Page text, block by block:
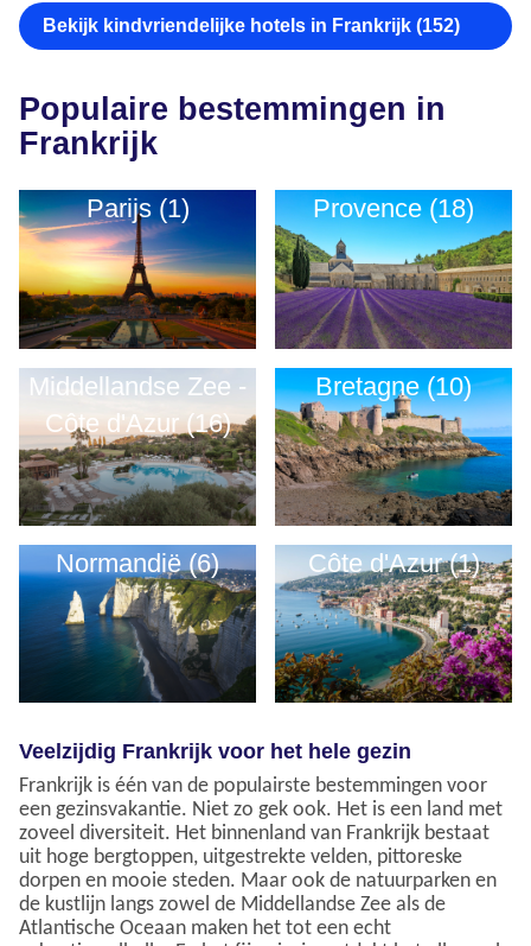
Bekijk kindvriendelijke hotels in Frankrijk (152)
Populaire bestemmingen in
Frankrijk
Parijs (1) Provence (18)
Middellandse Zee -
Côte d'Azur (16)
Bretagne (10)
Normandië (6) Côte d'Azur (1)
Veelzijdig Frankrijk voor het hele gezin
Frankrijk is één van de populairste bestemmingen voor
een gezinsvakantie. Niet zo gek ook. Het is een land met
zoveel diversiteit. Het binnenland van Frankrijk bestaat
uit hoge bergtoppen, uitgestrekte velden, pittoreske
dorpen en mooie steden. Maar ook de natuurparken en
de kustlijn langs zowel de Middellandse Zee als de
Atlantische Oceaan maken het tot een echt